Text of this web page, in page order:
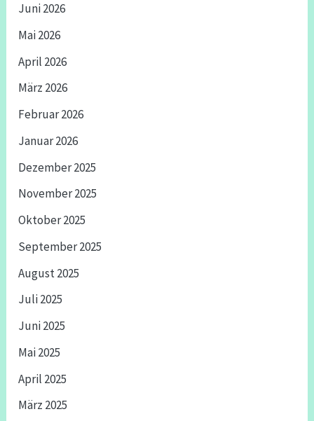
Juni 2026
Mai 2026
April 2026
März 2026
Februar 2026
Januar 2026
Dezember 2025
November 2025
Oktober 2025
September 2025
August 2025
Juli 2025
Juni 2025
Mai 2025
April 2025
März 2025